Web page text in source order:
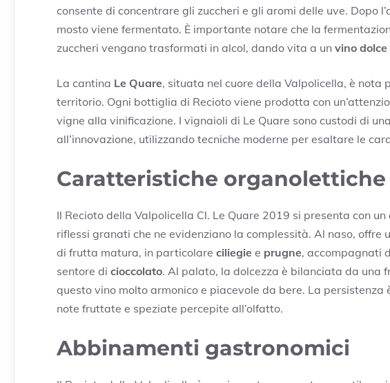
consente di concentrare gli zuccheri e gli aromi delle uve. Dopo
mosto viene fermentato. È importante notare che la
zuccheri vengano trasformati in alcol, dando vita a un vino dolce
La cantina Le Quare, situata nel cuore della Valpolicella, è nota
territorio. Ogni bottiglia di Recioto viene prodotta con
vigne alla vinificazione. I vignaioli di Le Quare sono custodi di
all’innovazione, utilizzando tecniche moderne per esaltare le
Caratteristiche organolettiche
Il Recioto della Valpolicella Cl. Le Quare 2019 si presenta con un
riflessi granati che ne evidenziano la complessità. Al naso, offre
di frutta matura, in particolare ciliegie e prugne, accompagnati
sentore di cioccolato. Al palato, la dolcezza è bilanciata da una
questo vino molto armonico e piacevole da bere. La persistenza
note fruttate e speziate percepite all’olfatto.
Abbinamenti gastronomici